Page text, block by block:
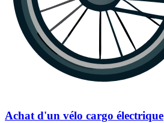
Achat d'un vélo cargo électrique